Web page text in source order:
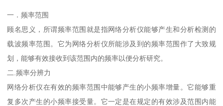
一．频率范围
顾名思义，所谓频率范围就是指网络分析仪能够产生和分析检测的
载波频率范围。它为网络分析仪所能涉及到的频率范围作了大致规
划，能够有效接收到该范围内的频率以便分析研究。
二.频率分辨力
网络分析仪在有效的频率范围中能够产生的小频率增量。它能够重
复多次产生的小频率接受量。它一定是在规定的有效涉及范围内能